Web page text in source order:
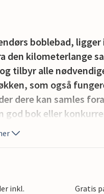
boblebad,
den kilometerlange
tilbyr alle
som også
dere kan samles
god bok eller
ideelt for familier
med
inkl.
Gratis